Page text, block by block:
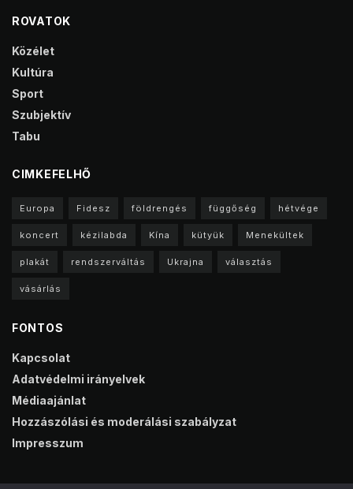
ROVATOK
Közélet
Kultúra
Sport
Szubjektív
Tabu
CIMKEFELHŐ
Europa Fidesz földrengés függőség hétvége
koncert kézilabda Kína kütyük Menekültek
plakát rendszerváltás Ukrajna választás
vásárlás
FONTOS
Kapcsolat
Adatvédelmi irányelvek
Médiaajánlat
Hozzászólási és moderálási szabályzat
Impresszum